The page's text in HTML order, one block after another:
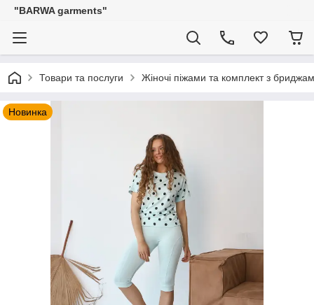
"BARWA garments"
Товари та послуги Жіночі піжами та комплект з
Новинка